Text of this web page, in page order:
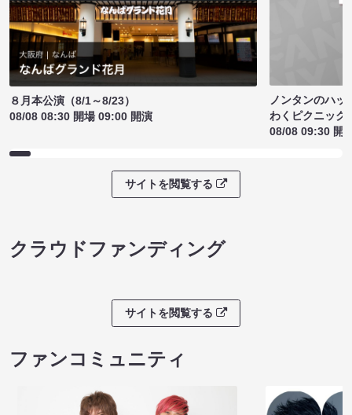
８月本公演（8/1～8/23）
08/08 08:30 開場 09:00 開演
ノンタンのハッ
わくピクニック
08/08 09:30 開
サイトを閲覧する
クラウドファンディング
サイトを閲覧する
ファンコミュニティ